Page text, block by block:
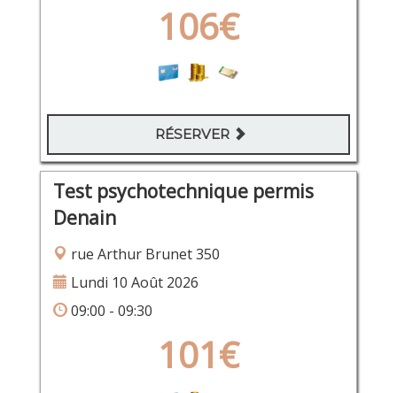
106€
RÉSERVER
Test psychotechnique permis
Denain
rue Arthur Brunet 350
Lundi 10 Août 2026
09:00 - 09:30
101€